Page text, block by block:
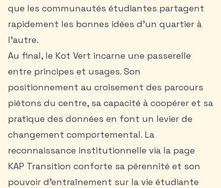
que les communautés étudiantes partagent
rapidement les bonnes idées d’un quartier à
l’autre.
Au final, le Kot Vert incarne une passerelle
entre principes et usages. Son
positionnement au croisement des parcours
piétons du centre, sa capacité à coopérer et sa
pratique des données en font un levier de
changement comportemental. La
reconnaissance institutionnelle via la page
KAP Transition conforte sa pérennité et son
pouvoir d’entraînement sur la vie étudiante